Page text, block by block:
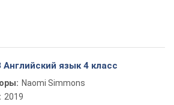
Английский язык 4 класс
Naomi Simmons
2019